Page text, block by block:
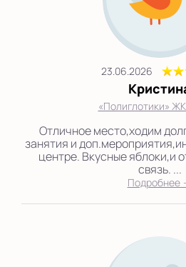
23.06.2026
«Полиглотики»
Отличное место,ходим
занятия и
центре. Вкусные яблоки,и
связь. ...
Подробнее